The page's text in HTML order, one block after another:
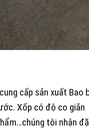
cấp sản xuất Bao
Xốp có độ co giãn
tôi nhận